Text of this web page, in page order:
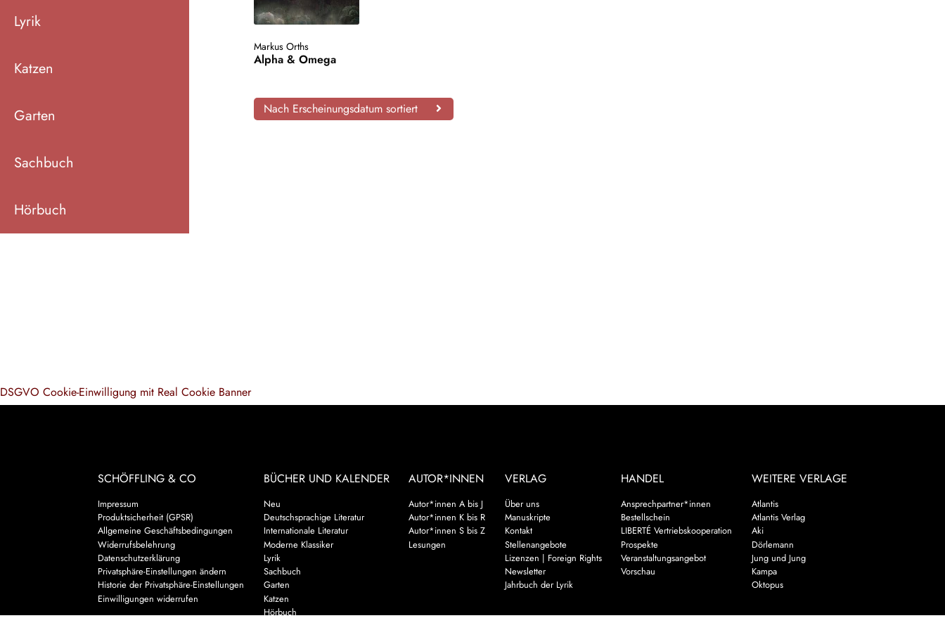
Lyrik
Katzen
Garten
Sachbuch
Hörbuch
Markus Orths
Alpha & Omega
Nach Erscheinungsdatum sortiert
SCHÖFFLING & CO
Impressum
Produktsicherheit (GPSR)
Allgemeine Geschäftsbedingungen
Widerrufsbelehrung
Datenschutzerklärung
Privatsphäre-Einstellungen ändern
Historie der Privatsphäre-Einstellungen
Einwilligungen widerrufen
BÜCHER UND KALENDER
Neu
Deutschsprachige Literatur
Internationale Literatur
Moderne Klassiker
Lyrik
Sachbuch
Garten
Katzen
Hörbuch
AUTOR*INNEN
Autor*innen A bis J
Autor*innen K bis R
Autor*innen S bis Z
Lesungen
VERLAG
Über uns
Manuskripte
Kontakt
Stellenangebote
Lizenzen | Foreign Rights
Newsletter
Jahrbuch der Lyrik
HANDEL
Ansprechpartner*innen
Bestellschein
LIBERTÉ Vertriebskooperation
Prospekte
Veranstaltungsangebot
Vorschau
WEITERE VERLAGE
Atlantis
Atlantis Verlag
Aki
Dörlemann
Jung und Jung
Kampa
Oktopus
DSGVO Cookie-Einwilligung mit Real Cookie Banner